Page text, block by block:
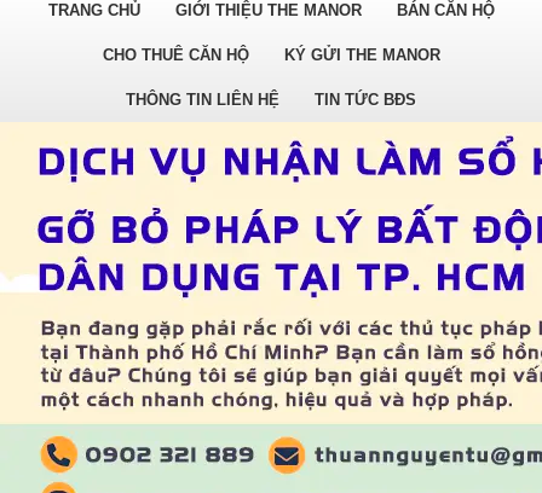
TRANG CHỦ GIỚI THIỆU THE MANOR BÁN CĂN HỘ
CHO THUÊ CĂN HỘ KÝ GỬI THE MANOR
THÔNG TIN LIÊN HỆ TIN TỨC BĐS